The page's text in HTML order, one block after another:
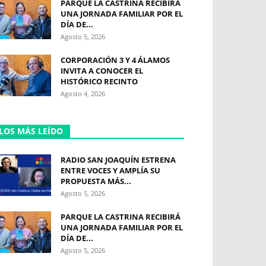
PARQUE LA CASTRINA RECIBIRÁ
UNA JORNADA FAMILIAR POR EL
DÍA DE...
Agosto 5, 2026
CORPORACIÓN 3 Y 4 ÁLAMOS
INVITA A CONOCER EL
HISTÓRICO RECINTO
Agosto 4, 2026
MÁS LEÍDO
RADIO SAN JOAQUÍN ESTRENA
ENTRE VOCES Y AMPLÍA SU
PROPUESTA MÁS...
Agosto 5, 2026
PARQUE LA CASTRINA RECIBIRÁ
UNA JORNADA FAMILIAR POR EL
DÍA DE...
Agosto 5, 2026